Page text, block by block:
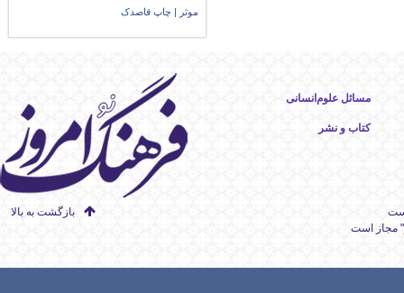
موثر | چاپ قاصدک
مسائل علوم‌انسانی
کتاب و نشر
بازگشت به بالا
" مجاز است